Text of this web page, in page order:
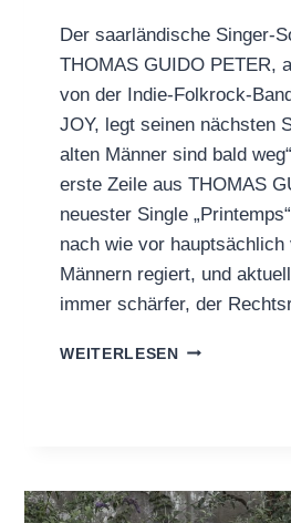
Der saarländische Singer-
THOMAS GUIDO PETER,
von der Indie-Folkrock-
JOY, legt seinen nächsten
alten Männer sind bald
erste Zeile aus THOMAS
neuester Single
nach wie vor hauptsächlich
Männern regiert, und
immer schärfer, der
WEITERLESENTHOMAS